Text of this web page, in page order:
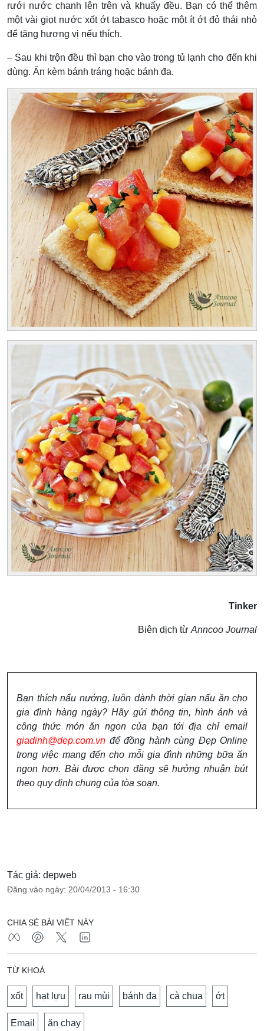
rưới nước chanh lên trên và khuấy đều. Bạn có thể thêm
một vài giọt nước xốt ớt tabasco hoặc một ít ớt đỏ thái nhỏ
để tăng hương vị nếu thích.
– Sau khi trộn đều thì bạn cho vào trong tủ lạnh cho đến khi
dùng. Ăn kèm bánh tráng hoặc bánh đa.
Tinker
Biên dịch từ Anncoo Journal
Bạn thích nấu nướng, luôn dành thời gian nấu ăn cho
gia đình hàng ngày? Hãy gửi thông tin, hình ảnh và
công thức món ăn ngon của bạn tới địa chỉ email
giadinh@dep.com.vn để đồng hành cùng Đẹp Online
trong việc mang đến cho mỗi gia đình những bữa ăn
ngon hơn. Bài được chọn đăng sẽ hưởng nhuận bút
theo quy định chung của tòa soạn.
Tác giả: depweb
Đăng vào ngày: 20/04/2013 - 16:30
CHIA SẺ BÀI VIẾT NÀY
TỪ KHOÁ
xốt hạt lựu rau mùi bánh đa cà chua ớt
Email ăn chay